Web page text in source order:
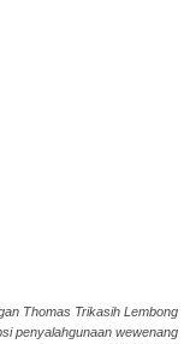
Thomas Trikasih Lembong
penyalahgunaan wewenang